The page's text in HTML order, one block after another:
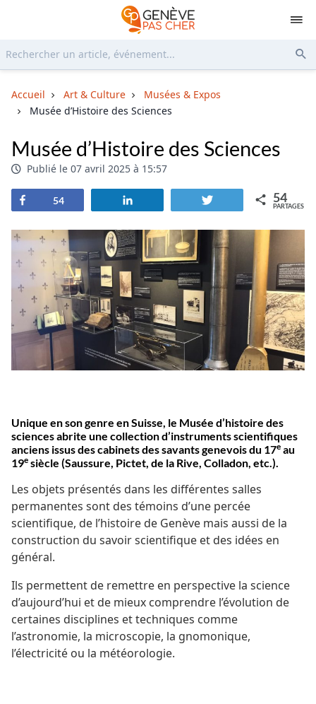
Accueil Art & Culture
Musées & Expos
Musée d’Histoire des Sciences
Musée d’Histoire des Sciences
Publié le 07 avril 2025 à 15:57
Partagez
54 Tweetez 54
PARTAGES
Unique en son genre en Suisse, le Musée d’histoire des
sciences abrite une collection d’instruments scientifiques
anciens issus des cabinets des savants genevois du 17e au
19e siècle (Saussure, Pictet, de la Rive, Colladon, etc.).
Les objets présentés dans les différentes salles
permanentes sont des témoins d’une percée
scientifique, de l’histoire de Genève mais aussi de la
construction du savoir scientifique et des idées en
général.
Ils permettent de remettre en perspective la science
d’aujourd’hui et de mieux comprendre l’évolution de
certaines disciplines et techniques comme
l’astronomie, la microscopie, la gnomonique,
l’électricité ou la météorologie.